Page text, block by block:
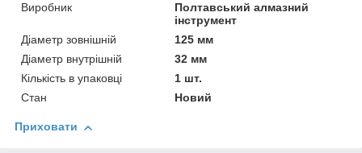
Виробник
Полтавський алмазний
інструмент
Діаметр зовнішній
125 мм
Діаметр внутрішній
32 мм
Кількість в упаковці
1 шт.
Стан
Новий
Приховати